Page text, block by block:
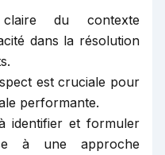
du contexte
dans la résolution
est cruciale pour
performante.
identifier et formuler
à une approche